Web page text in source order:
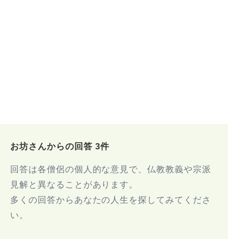
お坊さんからの回答 3件
回答は各僧侶の個人的な意見で、仏教教義や宗派
見解と異なることがあります。
多くの回答からあなたの人生を探してみてくださ
い。